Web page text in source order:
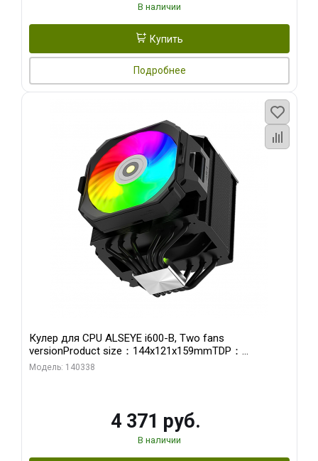
В наличии
Купить
Подробнее
Кулер для CPU ALSEYE i600-B, Two fans
versionProduct size：144x121x159mmTDP：
270WSoldering technology CD textureApplication:Intel：
Модель: 140338
4 371 руб.
В наличии